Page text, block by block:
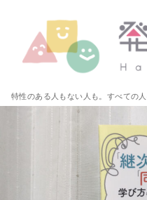
へ
特性のある人もない人も。すべての